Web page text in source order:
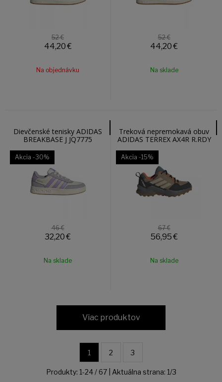
52 €
44,20€
Na objednávku
52 €
44,20 €
Na sklade
Dievčenské tenisky ADIDAS
BREAKBASE J JQ7775
Akcia -30%
46 €
32,20 €
Na sklade
Treková nepremokavá obuv
ADIDAS TERREX AX4R R.RDY
Akcia -15%
67 €
56,95€
Na sklade
Viac produktov
1 2 3
Produkty: 1-24/ 67| Aktuálna strana: 1/3